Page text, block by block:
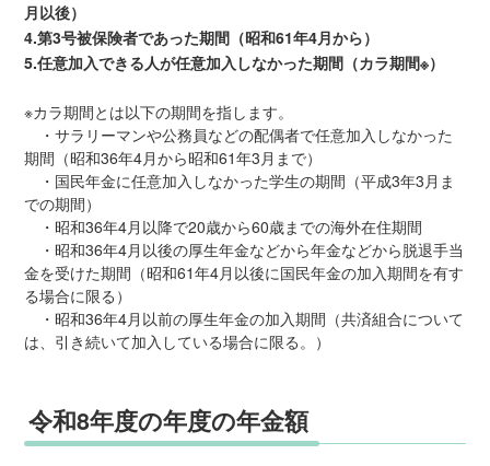
月以後）
4.第3号被保険者であった期間（昭和61年4月から）
5.任意加入できる人が任意加入しなかった期間（カラ期間※）
※カラ期間とは以下の期間を指します。
・サラリーマンや公務員などの配偶者で任意加入しなかった
期間（昭和36年4月から昭和61年3月まで）
・国民年金に任意加入しなかった学生の期間（平成3年3月ま
での期間）
・昭和36年4月以降で20歳から60歳までの海外在住期間
・昭和36年4月以後の厚生年金などから年金などから脱退手当
金を受けた期間（昭和61年4月以後に国民年金の加入期間を有す
る場合に限る）
・昭和36年4月以前の厚生年金の加入期間（共済組合について
は、引き続いて加入している場合に限る。）
令和8年度の年度の年金額